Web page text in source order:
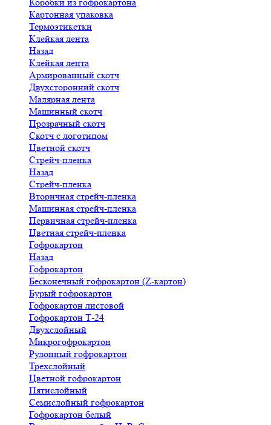
Картонная упаковка
Термоэтикетки
Клейкая лента
Назад
Клейкая лента
Армированный скотч
Двухсторонний скотч
Малярная лента
Машинный скотч
Прозрачный скотч
Скотч с логотипом
Цветной скотч
Стрейч-пленка
Назад
Стрейч-пленка
Вторичная стрейч-пленка
Машинная стрейч-пленка
Первичная стрейч-пленка
Цветная стрейч-пленка
Гофрокартон
Назад
Гофрокартон
Бесконечный гофрокартон (Z-картон)
Бурый гофрокартон
Гофрокартон листовой
Гофрокартон Т-24
Двухслойный
Микрогофрокартон
Рулонный гофрокартон
Трехслойный
Цветной гофрокартон
Пятислойный
Семислойный гофрокартон
Гофрокартон белый